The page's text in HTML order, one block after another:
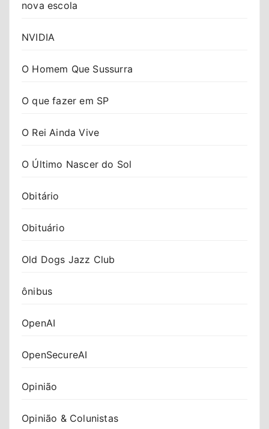
nova escola
NVIDIA
O Homem Que Sussurra
O que fazer em SP
O Rei Ainda Vive
O Último Nascer do Sol
Obitário
Obituário
Old Dogs Jazz Club
ônibus
OpenAI
OpenSecureAI
Opinião
Opinião & Colunistas